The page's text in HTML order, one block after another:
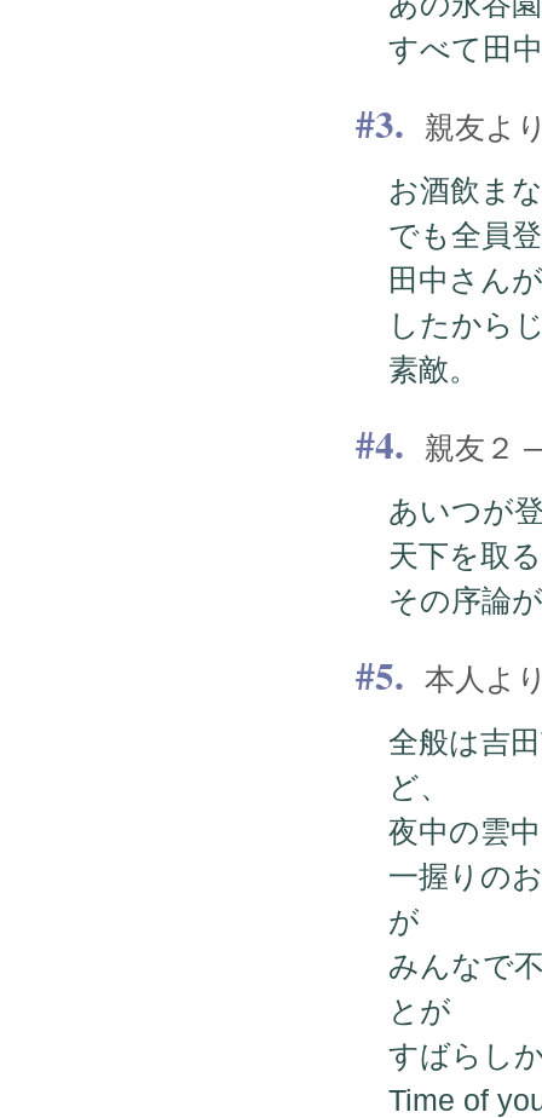
すべて田
3.
親友よ
お酒飲ま
でも全員
田中さん
したから
素敵。
4.
親友２
あいつが
天下を取
その序論
5.
本人よ
全般は吉
ど、
夜中の雲
一握りの
が
みんなで
とが
すばらし
Time of